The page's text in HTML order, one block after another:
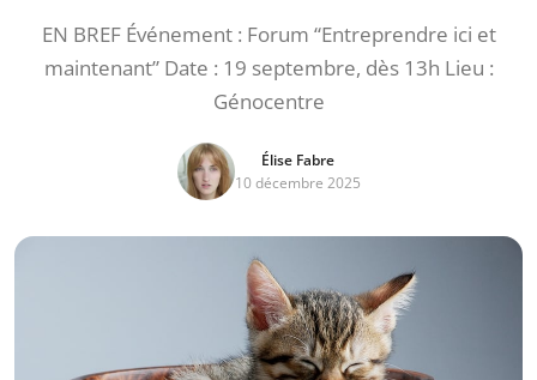
EN BREF Événement : Forum “Entreprendre ici et
maintenant” Date : 19 septembre, dès 13h Lieu :
Génocentre
Élise Fabre
10 décembre 2025